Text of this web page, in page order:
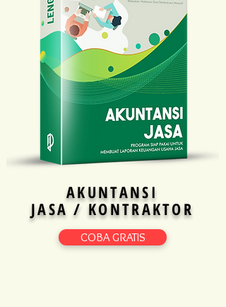
AKUNTANSI
JASA / KONTRAKTOR
COBA GRATIS